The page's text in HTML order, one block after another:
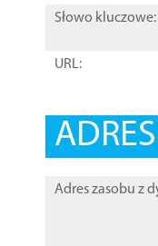
Słowo kluczowe:
URL:
Adres zasobu z